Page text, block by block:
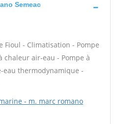
Semeac
Fioul - Climatisation - Pompe
chaleur air-eau - Pompe à
eau thermodynamique -
- m. marc romano